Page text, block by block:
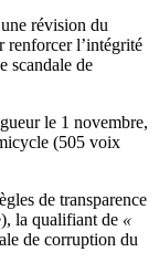
révision du
renforcer l’intégrité
scandale de
le 1 novembre,
(505 voix
de transparence
la qualifiant de «
de corruption du